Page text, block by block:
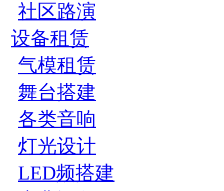
社区路演
设备租赁
气模租赁
舞台搭建
各类音响
灯光设计
LED频搭建